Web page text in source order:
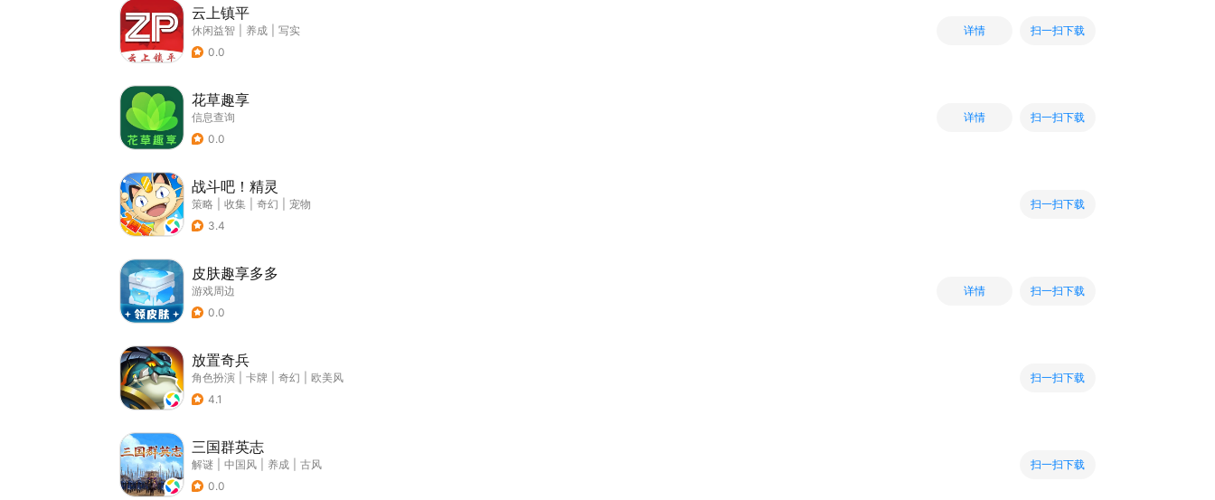
云上镇平
休闲益智 养成
写实
0.0
详情 扫一扫下载
花草趣享
信息查询
0.0
详情 扫一扫下载
战斗吧！精灵
策略 收集 奇幻
宠物
3.4
扫一扫下载
皮肤趣享多多
游戏周边
0.0
详情 扫一扫下载
放置奇兵
角色扮演 卡牌 奇幻
欧美风
4.1
扫一扫下载
三国群英志
解谜 中国风 养成
古风
0.0
扫一扫下载